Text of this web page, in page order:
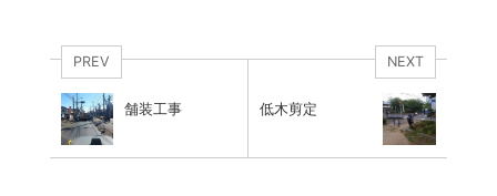
PREV
舗装工事
NEXT
低木剪定